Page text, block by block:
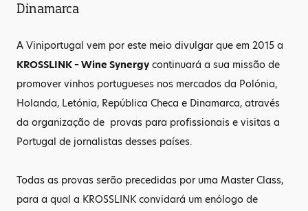
Dinamarca
A Viniportugal vem por este meio divulgar que em 2015 a
KROSSLINK – Wine Synergy continuará a sua missão de
promover vinhos portugueses nos mercados da Polónia,
Holanda, Letónia, República Checa e Dinamarca, através
da organização de provas para profissionais e visitas a
Portugal de jornalistas desses países.
Todas as provas serão precedidas por uma Master Class,
para a qual a KROSSLINK convidará um enólogo de